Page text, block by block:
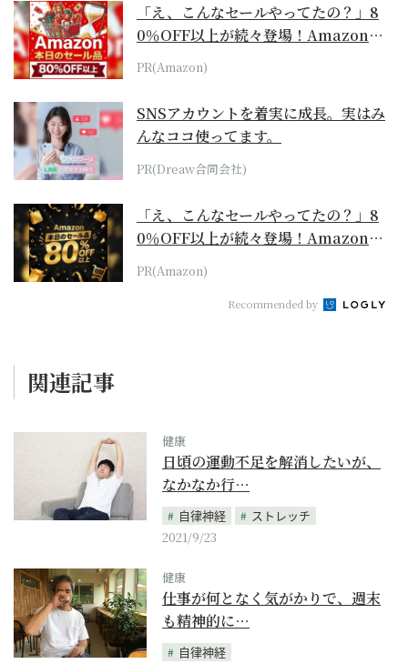
「え、こんなセールやってたの？」8
0％OFF以上が続々登場！Amazonの
本気が...
PR(Amazon)
SNSアカウントを着実に成長。実はみ
んなココ使ってます。
PR(Dreaw合同会社)
「え、こんなセールやってたの？」8
0％OFF以上が続々登場！Amazonの
本気が...
PR(Amazon)
Recommended by
関連記事
健康
日頃の運動不足を解消したいが、
なかなか行…
自律神経
ストレッチ
2021/9/23
健康
仕事が何となく気がかりで、週末
も精神的に…
自律神経